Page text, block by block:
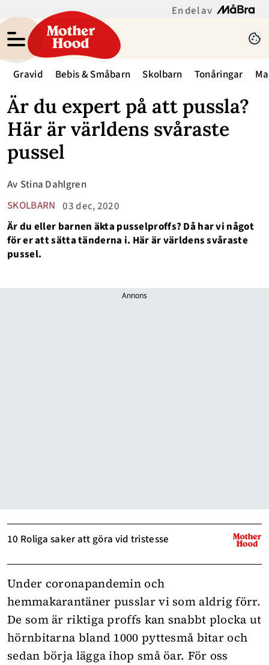
En del av
Gravid Bebis & Småbarn Skolbarn Tonåringar
Är du expert på att pussla?
Här är världens svåraste
pussel
SKOLBARN 03 dec, 2020
Av Stina Dahlgren
Är du eller barnen äkta pusselproffs? Då har vi något
för er att sätta tänderna i. Här är världens svåraste
pussel.
Annons
10 Roliga saker att göra vid tristesse
Under coronapandemin och
hemmakarantäner pusslar vi som aldrig förr.
De som är riktiga proffs kan snabbt plocka ut
hörnbitarna bland 1000 pyttesmå bitar och
sedan börja lägga ihop små öar. För oss